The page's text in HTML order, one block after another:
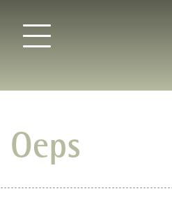
Oeps